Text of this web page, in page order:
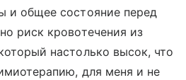
и общее состояние перед
риск кровотечения из
настолько высок, что
для меня и не